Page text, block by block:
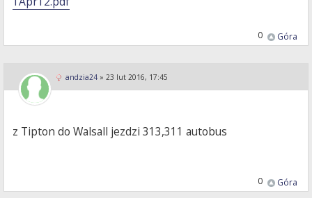
Góra
0
andzia24 » 23 lut 2016, 17:45
z Tipton do Walsall jezdzi 313,311 autobus
Góra
0